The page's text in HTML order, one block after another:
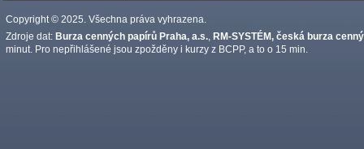
Copyright © 2025. Všechna práva vyhrazena.
Zdroje dat: Burza cenných papírů Praha, a.s. RM-SYSTÉM, česká burza
minut. Pro nepřihlášené jsou zpožděny i kurzy z BCPP, a to o 15 min.